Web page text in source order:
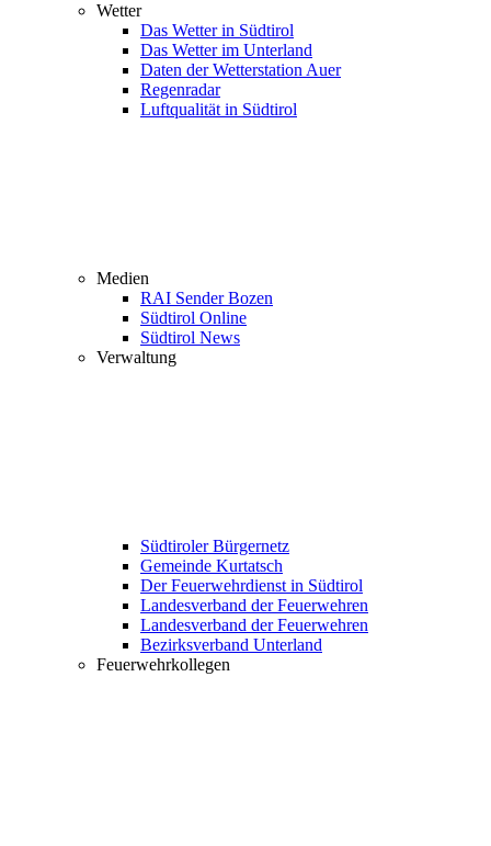
Wetter
Das Wetter in Südtirol
Das Wetter im Unterland
Daten der Wetterstation Auer
Regenradar
Luftqualität in Südtirol
Medien
RAI Sender Bozen
Südtirol Online
Südtirol News
Verwaltung
Südtiroler Bürgernetz
Gemeinde Kurtatsch
Der Feuerwehrdienst in Südtirol
Landesverband der Feuerwehren
Landesverband der Feuerwehren
Bezirksverband Unterland
Feuerwehrkollegen